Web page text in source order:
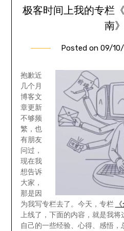
极客时间上我的专栏
南》
Posted on 09/
抱歉近
几个月
博客文
章更新
不够频
繁，也
有朋友
问过，
现在我
想告诉
大家，
那是因
为我写专栏去了。今天，专栏
上线了，下面的内容，就是我将
自己的一些经验、心得、感悟